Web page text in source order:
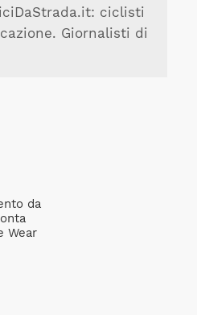
ciclisti
Giornalisti di
da
Wear